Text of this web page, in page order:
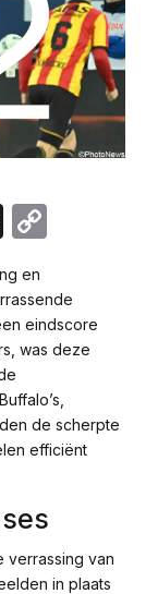
Snapchat
en
eindscore
was deze
de scherpte
efficiënt
verrassing van
in plaats